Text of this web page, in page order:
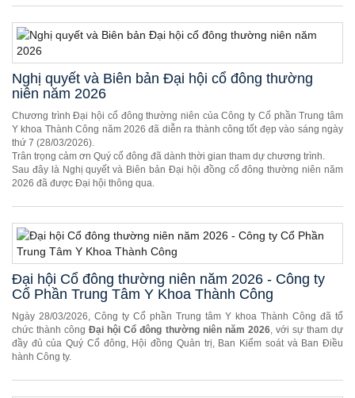
Nghị quyết và Biên bản Đại hội cổ đông thường
niên năm 2026
Chương trình Đại hội cổ đông thường niên của Công ty Cổ phần Trung tâm
Y khoa Thành Công năm 2026 đã diễn ra thành công tốt đẹp vào sáng ngày
thứ 7 (28/03/2026).
Trân trọng cảm ơn Quý cổ đông đã dành thời gian tham dự chương trình.
Sau đây là Nghị quyết và Biên bản Đại hội đồng cổ đông thường niên năm
2026 đã được Đại hội thông qua.
Đại hội Cổ đông thường niên năm 2026 - Công ty
Cổ Phần Trung Tâm Y Khoa Thành Công
Ngày 28/03/2026, Công ty Cổ phần Trung tâm Y khoa Thành Công đã tổ
chức thành côngĐại hội Cổ đông thường niên năm 2026, với sự tham dự
đầy đủ của Quý Cổ đông, Hội đồng Quản trị, Ban Kiểm soát và Ban Điều
hành Công ty.